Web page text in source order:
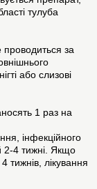
тулуба
проводиться за
або слизові
1 раз на
інфекційного
2-4 тижні. Якщо
тижнів, лікування